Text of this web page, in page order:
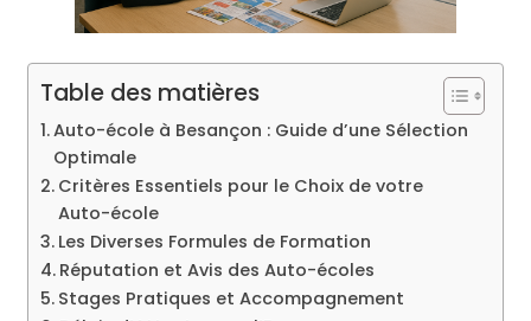
Table des matières
Auto-école à Besançon : Guide d’une Sélection
Optimale
Critères Essentiels pour le Choix de votre
Auto-école
Les Diverses Formules de Formation
Réputation et Avis des Auto-écoles
Stages Pratiques et Accompagnement